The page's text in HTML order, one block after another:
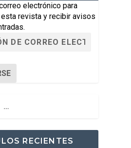
electrónico para
revista y recibir avisos
RECIENTES